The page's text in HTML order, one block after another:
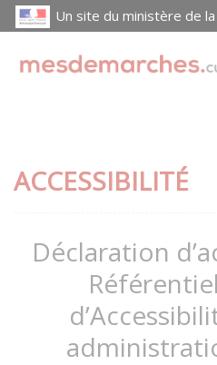
Un site du ministère de
ACCESSIBILITÉ
Déclaration